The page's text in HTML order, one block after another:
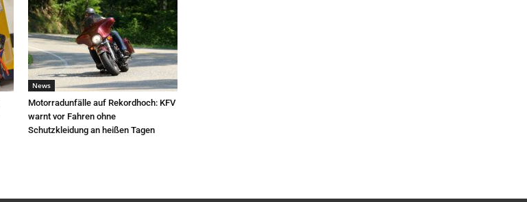
News
Motorradunfälle auf Rekordhoch: KFV
warnt vor Fahren ohne
Schutzkleidung an heißen Tagen